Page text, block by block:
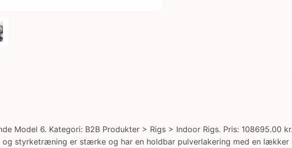
Model 6. Kategori: B2B Produkter > Rigs > Indoor Rigs. Pris: 108695.00
og styrketræning er stærke og har en holdbar pulverlakering med en